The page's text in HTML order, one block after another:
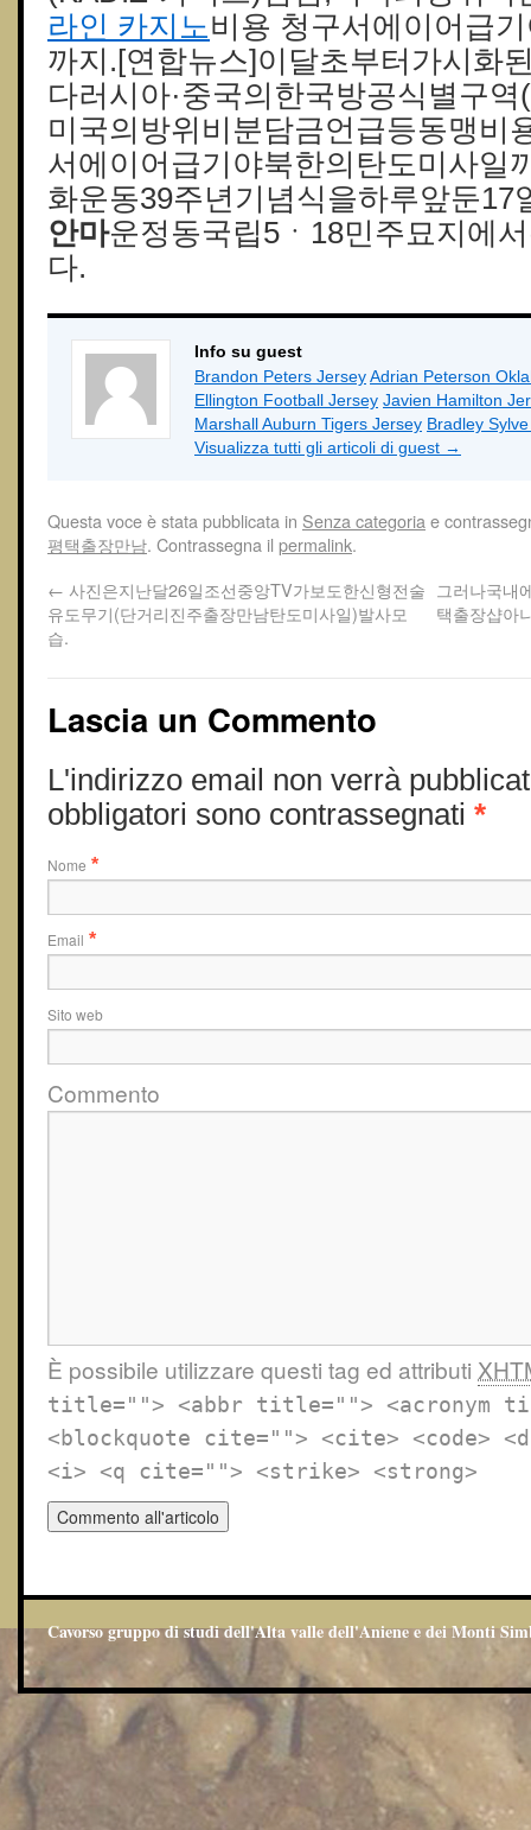
라인 카지노비용 청구서에이어급
까지.[연합뉴스]이달초부터가시화
다러시아·중국의한국방공식별구
미국의방위비분담금언급등동맹비
서에이어급기야북한의탄도미사일
화운동39주년기념식을하루앞둔17
안마운정동국립5ㆍ18민주묘지에
다.
Info su guest
Brandon Peters JerseyAdrian Peterson
Ellington Football Jersey Javien Hamilton
Marshall Auburn Tigers Jersey Bradley
Visualizza tutti gli articoli di guest →
Questa voce è stata pubblicata in Senza categoria e
평택출장만남. Contrassegna il permalink.
← 사진은지난달26일조선중앙TV가보도한신형전술
유도무기(단거리진주출장만남탄도미사일)발사모
습.
그러나국내
택 출장샵아
Lascia un Commento
L'indirizzo email non verrà
obbligatori sono contrassegnati *
Nome *
Email *
Sito web
Commento
È possibile utilizzare questi tag ed attributi
title=""> <abbr title=""> <acronym
<blockquote cite=""> <cite> <code>
<i> <q cite=""> <strike> <strong>
Cavorso gruppo di studi dell'Alta valle dell'Aniene e dei Monti